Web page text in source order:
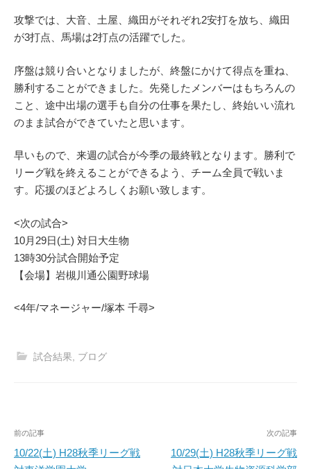
攻撃では、大音、土屋、織田がそれぞれ2安打を放ち、織田
が3打点、馬場は2打点の活躍でした。
序盤は競り合いとなりましたが、終盤にかけて得点を重ね、
勝利することができました。先発したメンバーはもちろんの
こと、途中出場の選手も自分の仕事を果たし、終始いい流れ
のまま試合ができていたと思います。
早いもので、来週の試合が今季の最終戦となります。勝利で
リーグ戦を終えることができるよう、チーム全員で戦いま
す。応援のほどよろしくお願い致します。
<次の試合>
10月29日(土) 対日大生物
13時30分試合開始予定
【会場】岩槻川通公園野球場
<4年/マネージャー/塚本 千尋>
試合結果 ブログ
投
稿
前の記事
10/22(土) H28秋季リーグ戦
次の記事
10/29(土) H28秋季リーグ戦